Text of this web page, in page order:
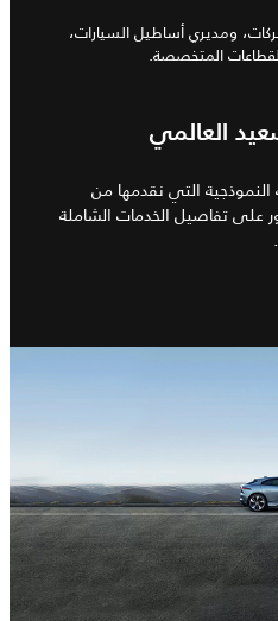
ومديري أساطيل السيارات،
المتخصصة.
العالمي
التي نقدمها من
على تفاصيل الخدمات الشاملة